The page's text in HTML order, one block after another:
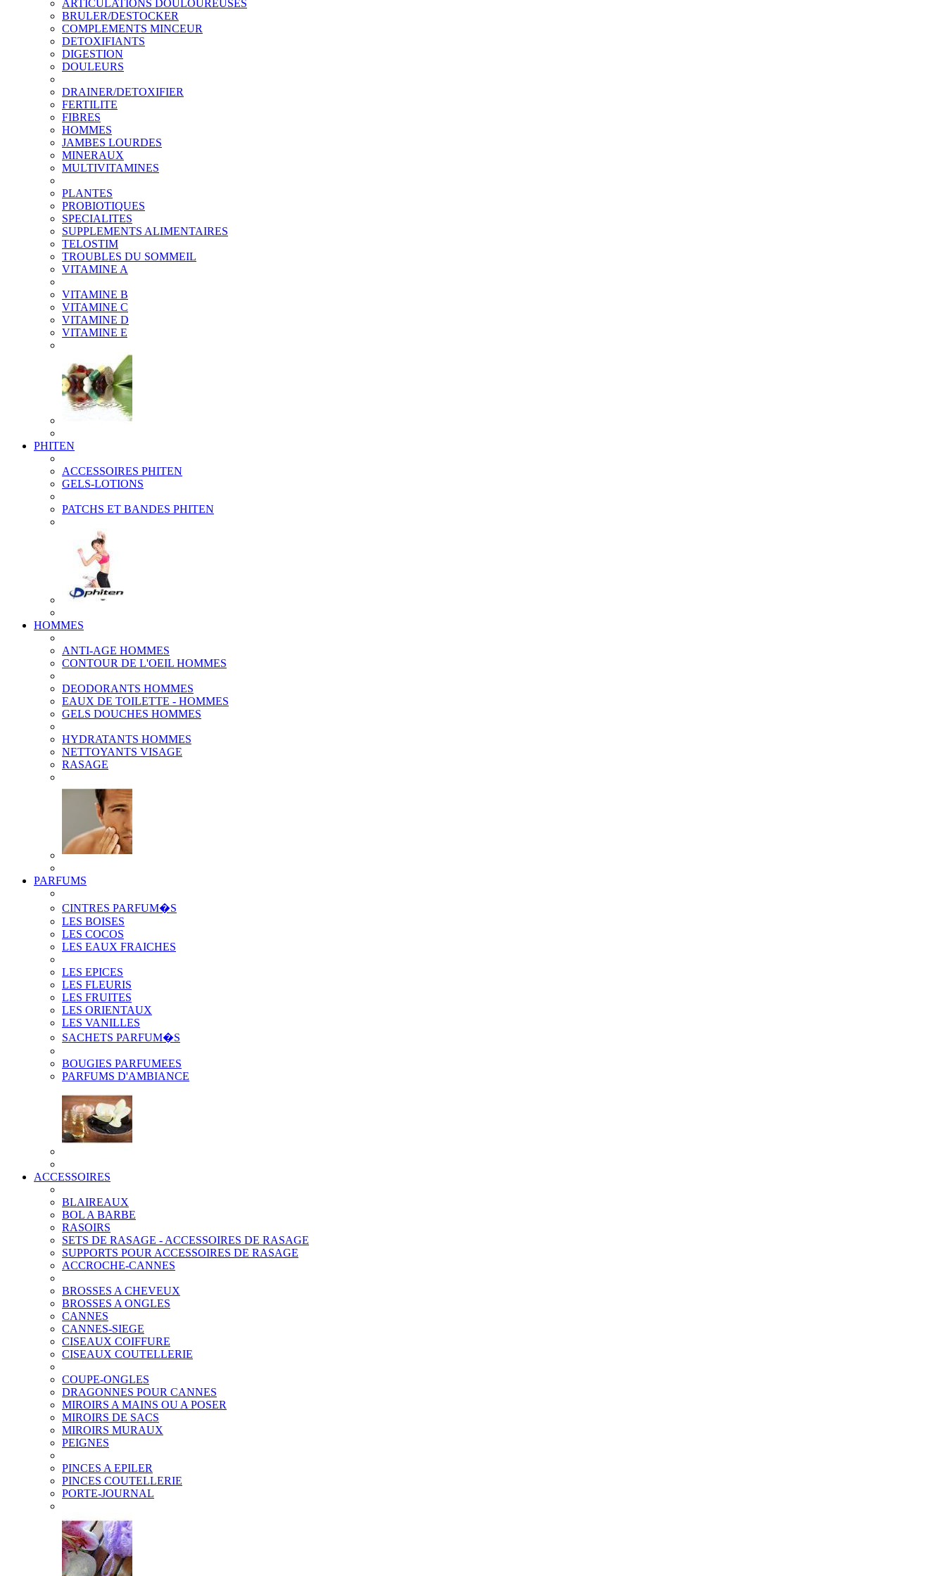
ARTICULATIONS DOULOUREUSES
BRULER/DESTOCKER
COMPLEMENTS MINCEUR
DETOXIFIANTS
DIGESTION
DOULEURS
DRAINER/DETOXIFIER
FERTILITE
FIBRES
HOMMES
JAMBES LOURDES
MINERAUX
MULTIVITAMINES
PLANTES
PROBIOTIQUES
SPECIALITES
SUPPLEMENTS ALIMENTAIRES
TELOSTIM
TROUBLES DU SOMMEIL
VITAMINE A
VITAMINE B
VITAMINE C
VITAMINE D
VITAMINE E
PHITEN
ACCESSOIRES PHITEN
GELS-LOTIONS
PATCHS ET BANDES PHITEN
HOMMES
ANTI-AGE HOMMES
CONTOUR DE L'OEIL HOMMES
DEODORANTS HOMMES
EAUX DE TOILETTE - HOMMES
GELS DOUCHES HOMMES
HYDRATANTS HOMMES
NETTOYANTS VISAGE
RASAGE
PARFUMS
CINTRES PARFUM�S
LES BOISES
LES COCOS
LES EAUX FRAICHES
LES EPICES
LES FLEURIS
LES FRUITES
LES ORIENTAUX
LES VANILLES
SACHETS PARFUM�S
BOUGIES PARFUMEES
PARFUMS D'AMBIANCE
ACCESSOIRES
BLAIREAUX
BOL A BARBE
RASOIRS
SETS DE RASAGE - ACCESSOIRES DE RASAGE
SUPPORTS POUR ACCESSOIRES DE RASAGE
ACCROCHE-CANNES
BROSSES A CHEVEUX
BROSSES A ONGLES
CANNES
CANNES-SIEGE
CISEAUX COIFFURE
CISEAUX COUTELLERIE
COUPE-ONGLES
DRAGONNES POUR CANNES
MIROIRS A MAINS OU A POSER
MIROIRS DE SACS
MIROIRS MURAUX
PEIGNES
PINCES A EPILER
PINCES COUTELLERIE
PORTE-JOURNAL